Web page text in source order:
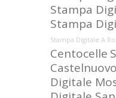
Stampa
Stampa
Stampa Digitale A
Centocelle
Digitale